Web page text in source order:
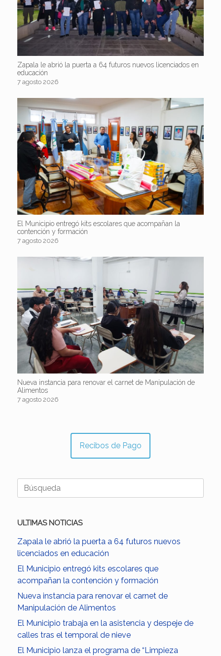
Zapala le abrió la puerta a 64 futuros nuevos licenciados en
educación
7 agosto 2026
El Municipio entregó kits escolares que acompañan la
contención y formación
7 agosto 2026
Nueva instancia para renovar el carnet de Manipulación de
Alimentos
7 agosto 2026
Recibos de Pago
Buscar:
ULTIMAS NOTICIAS
Zapala le abrió la puerta a 64 futuros nuevos
licenciados en educación
El Municipio entregó kits escolares que
acompañan la contención y formación
Nueva instancia para renovar el carnet de
Manipulación de Alimentos
El Municipio trabaja en la asistencia y despeje de
calles tras el temporal de nieve
El Municipio lanza el programa de “Limpieza